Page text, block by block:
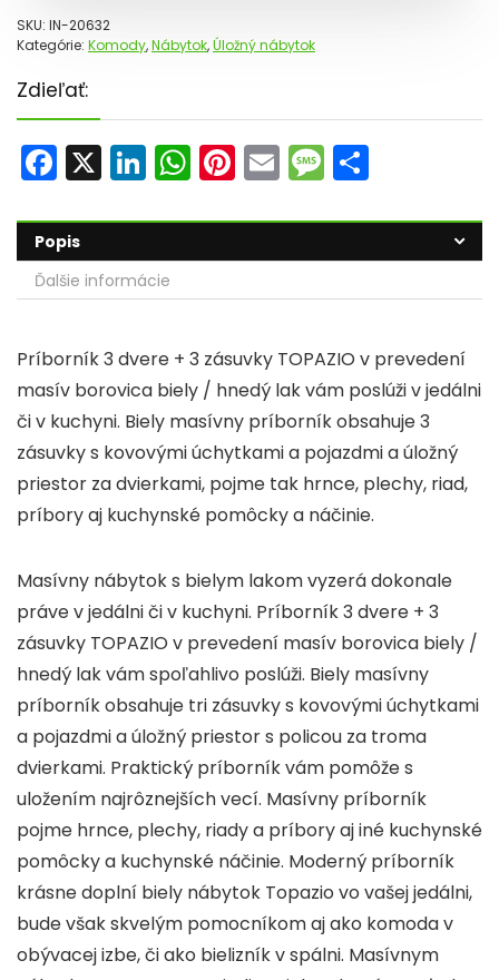
SKU: IN-20632
Kategórie: Komody,Nábytok,Úložný nábytok
Zdieľať:
F
a
c
e
b
o
k
X Li
n
k
e
dI
W
h
a
ts
A
p
p
Pi
nt
er
e
st
E
m
ai
l
M
e
s
s
a
g
e
ar
e
Popis
Ďalšie informácie
Príborník 3 dvere + 3 zásuvky TOPAZIO v prevedení
masív borovica biely / hnedý lak vám poslúži v jedálni
či v kuchyni. Biely masívny príborník obsahuje 3
zásuvky s kovovými úchytkami a pojazdmi a úložný
priestor za dvierkami, pojme tak hrnce, plechy, riad,
príbory aj kuchynské pomôcky a náčinie.
Masívny nábytok s bielym lakom vyzerá dokonale
práve v jedálni či v kuchyni. Príborník 3 dvere + 3
zásuvky TOPAZIO v prevedení masív borovica biely /
hnedý lak vám spoľahlivo poslúži. Biely masívny
príborník obsahuje tri zásuvky s kovovými úchytkami
a pojazdmi a úložný priestor s policou za troma
dvierkami. Praktický príborník vám pomôže s
uložením najrôznejších vecí. Masívny príborník
pojme hrnce, plechy, riady a príbory aj iné kuchynské
pomôcky a kuchynské náčinie. Moderný príborník
krásne doplní biely nábytok Topazio vo vašej jedálni,
bude však skvelým pomocníkom aj ako komoda v
obývacej izbe, či ako bielizník v spálni. Masívnym